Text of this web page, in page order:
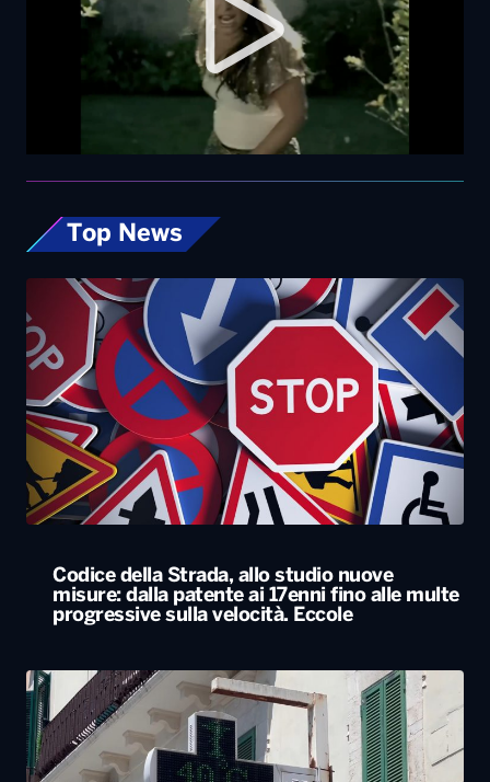
Top News
Codice della Strada, allo studio nuove
misure: dalla patente ai 17enni fino alle multe
progressive sulla velocità. Eccole